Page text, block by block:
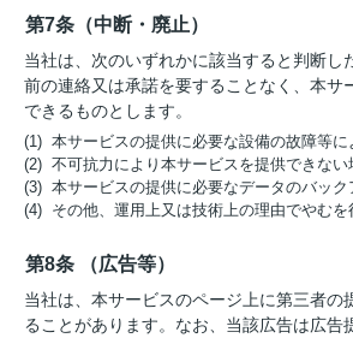
第7条（中断・廃止）
当社は、次のいずれかに該当すると判断し
前の連絡又は承諾を要することなく、本サ
できるものとします。
(1) 本サービスの提供に必要な設備の故障等に
(2) 不可抗力により本サービスを提供できない
(3) 本サービスの提供に必要なデータのバッ
(4) その他、運用上又は技術上の理由でやむを
第8条 （広告等）
当社は、本サービスのページ上に第三者の
ることがあります。なお、当該広告は広告